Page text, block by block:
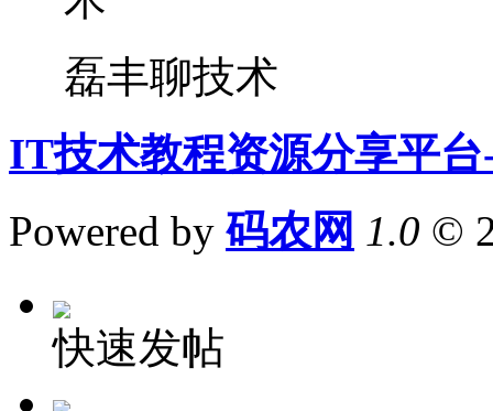
磊丰聊技术
IT技术教程资源分享平
Powered by 码农网 1.0 ©
快速发帖